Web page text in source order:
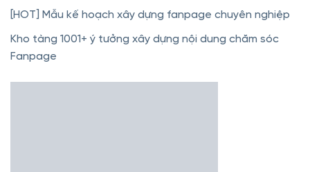
[HOT] Mẫu kế hoạch xây dựng fanpage chuyên nghiệp
Kho tàng 1001+ ý tưởng xây dựng nội dung chăm sóc
Fanpage